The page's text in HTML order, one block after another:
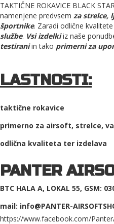
TAKTIČNE ROKAVICE BLACK
namenjene predvsem za strelce,
športnike. Zaradi odlične
službe. Vsi izdelkiiz naše
testiraniin tako primerni za
LASTNOSTI:
taktične rokavice
primerno za airsoft, strelce,
odlična kvaliteta ter izdelava
PANTER
BTC HALA A, LOKAL 55, GSM:
mail: info@PANTER-
https://www.facebook.com/